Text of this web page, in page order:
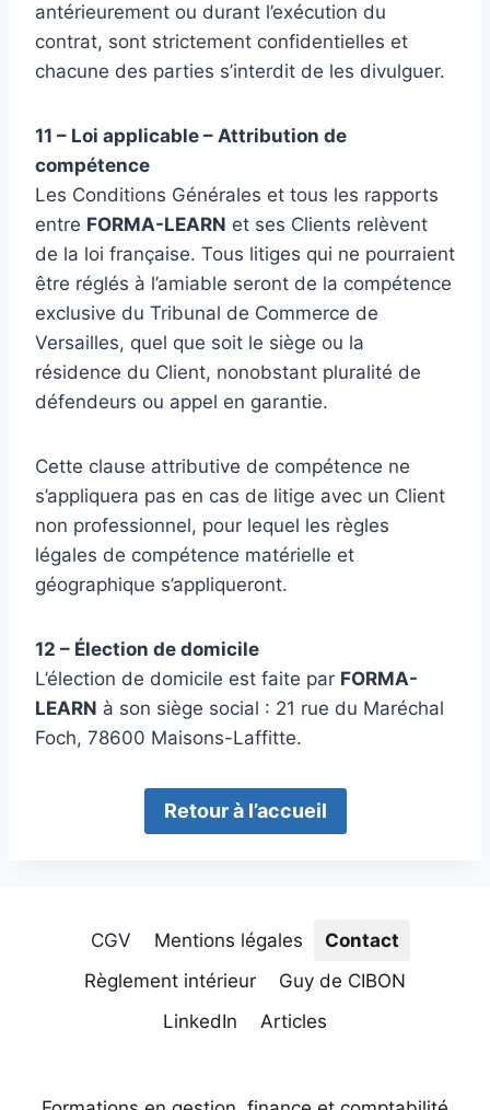
antérieurement ou durant l’exécution du
contrat, sont strictement confidentielles et
chacune des parties s’interdit de les divulguer.
11 – Loi applicable – Attribution de
compétence
Les Conditions Générales et tous les rapports
entre FORMA-LEARN et ses Clients relèvent
de la loi française. Tous litiges qui ne pourraient
être réglés à l’amiable seront de la compétence
exclusive du Tribunal de Commerce de
Versailles, quel que soit le siège ou la
résidence du Client, nonobstant pluralité de
défendeurs ou appel en garantie.
Cette clause attributive de compétence ne
s’appliquera pas en cas de litige avec un Client
non professionnel, pour lequel les règles
légales de compétence matérielle et
géographique s’appliqueront.
12 – Élection de domicile
L’élection de domicile est faite par FORMA-
LEARN à son siège social : 21 rue du Maréchal
Foch, 78600 Maisons-Laffitte.
Retour à l’accueil
CGV Mentions légales
Contact
Règlement intérieur
Guy de CIBON
LinkedIn
Articles